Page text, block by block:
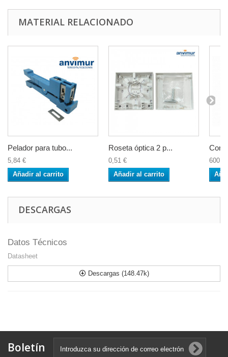
MATERIAL RELACIONADO
Pelador para tubo...
5,84 €
Añadir al carrito
Roseta óptica 2 p...
0,51 €
Añadir al carrito
DESCARGAS
Datos Técnicos
Datasheet
Descargas (148.47k)
Boletín